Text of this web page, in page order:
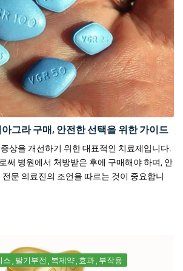
그라 구매, 안전한 선택을 위한 가이드
상을 개선하기 위한 대표적인 치료제입니다.
써 병원에서 처방받은 후에 구매해야 하며, 안
문 의료진의 조언을 따르는 것이 중요합니
스 발기부전 복제약 효과 부작용